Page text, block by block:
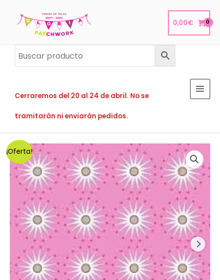
0,00€
Cerraremos del 20 al 24 de abril. No se
tramitarán ni enviarán pedidos.
¡Oferta!